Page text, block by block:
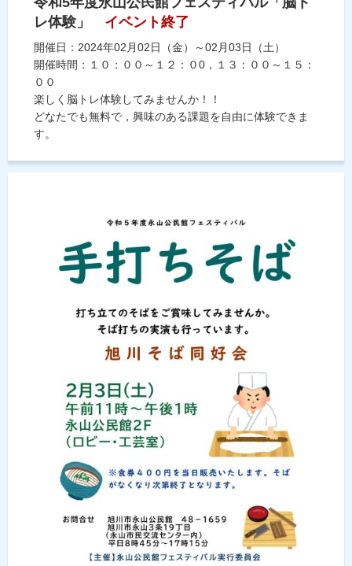
レ体験」
イベント終了
開催日：2024年02月02日（金）～02月03日（土）
開催時間：１０：００～１２：０0，１３：００～１５：
００
楽しく脳トレ体験してみませんか！！
どなたでも無料で，興味のある課題を自由に体験できま
す。